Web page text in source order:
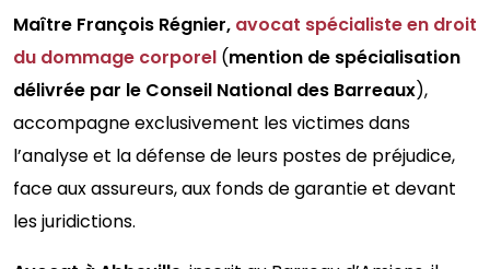
Maître François Régnier, avocat spécialiste en droit
du dommage corporel (mention de spécialisation
délivrée par le Conseil National des Barreaux),
accompagne exclusivement les victimes dans
l’analyse et la défense de leurs postes de préjudice,
face aux assureurs, aux fonds de garantie et devant
les juridictions.